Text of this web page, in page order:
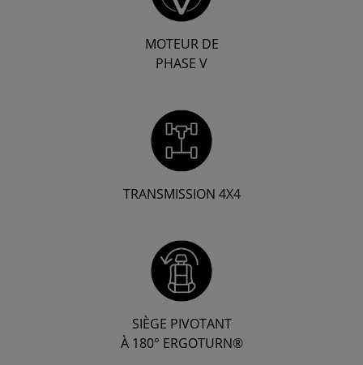
MOTEUR DE
PHASE V
TRANSMISSION 4X4
SIÈGE PIVOTANT
À 180° ERGOTURN®